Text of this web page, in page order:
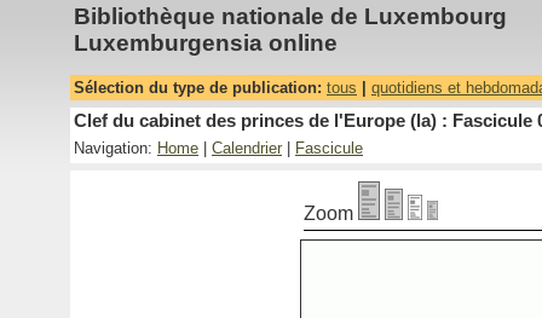
Bibliothèque nationale de Luxembourg
Luxemburgensia online
Sélection du type de publication: tous quotidiens et
Clef du cabinet des princes de l'Europe (la) : Fascicule
Navigation: Home Calendrier Fascicule
Zoom